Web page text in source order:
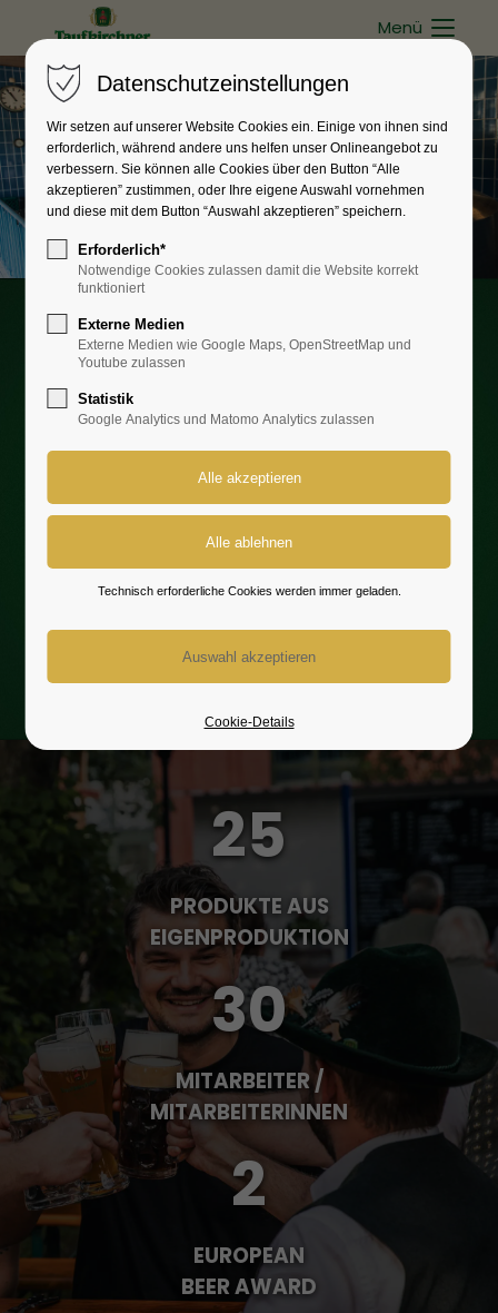
Menü
Taufkirchner Brauerei
Die Kunst des Bierbrauens hat in
Taufkirchen eine lange Tradition.
Diese Tradition wollen wir aufrecht
erhalten und legen bei der Produktion
unserer Biere höchsten Wert auf
Qualität und Regionalität. Mit Liebe
zum Detail schaffen wir eine
Handwerkskunst, die man schmeckt.
25
PRODUKTE AUS
EIGENPRODUKTION
30
MITARBEITER /
MITARBEITERINNEN
2
EUROPEAN
BEER AWARD
Datenschutzeinstellungen
Wir setzen auf unserer Website Cookies ein. Einige von ihnen sind
erforderlich, während andere uns helfen unser Onlineangebot zu
verbessern. Sie können alle Cookies über den Button “Alle
akzeptieren” zustimmen, oder Ihre eigene Auswahl vornehmen
und diese mit dem Button “Auswahl akzeptieren” speichern.
Erforderlich*
Notwendige Cookies zulassen damit die Website korrekt
funktioniert
Externe Medien
Externe Medien wie Google Maps, OpenStreetMap und
Youtube zulassen
Statistik
Google Analytics und Matomo Analytics zulassen
Technisch erforderliche Cookies werden immer geladen.
Cookie-Details